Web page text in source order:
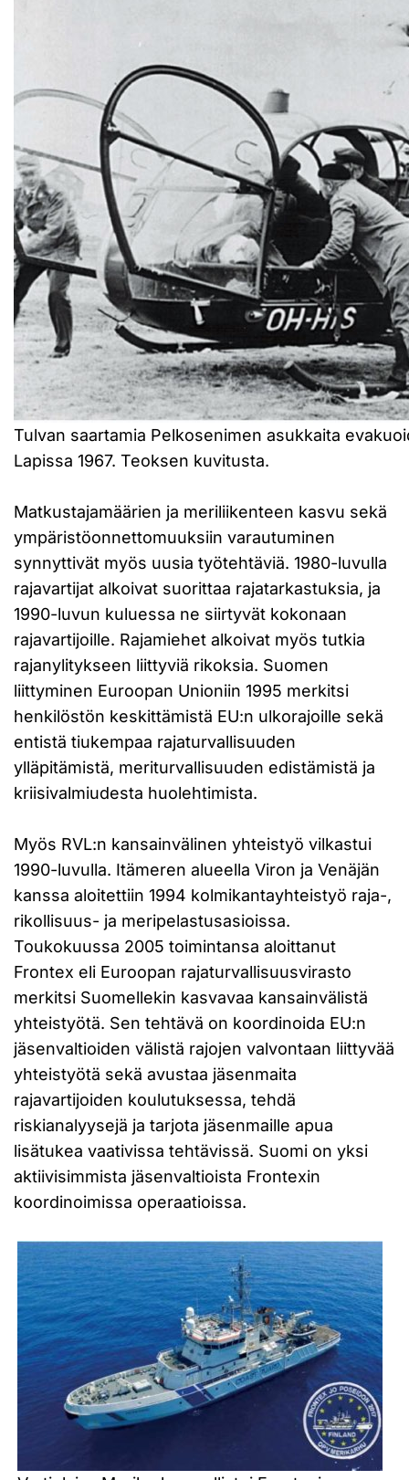
Tulvan saartamia Pelkosenimen asukkaita
Lapissa 1967. Teoksen kuvitusta.
Matkustajamäärien ja meriliikenteen kasvu sekä
ympäristöonnettomuuksiin varautuminen
synnyttivät myös uusia työtehtäviä. 1980-luvulla
rajavartijat alkoivat suorittaa rajatarkastuksia, ja
1990-luvun kuluessa ne siirtyvät kokonaan
rajavartijoille. Rajamiehet alkoivat myös tutkia
rajanylitykseen liittyviä rikoksia. Suomen
liittyminen Euroopan Unioniin 1995 merkitsi
henkilöstön keskittämistä EU:n ulkorajoille sekä
entistä tiukempaa rajaturvallisuuden
ylläpitämistä, meriturvallisuuden edistämistä ja
kriisivalmiudesta huolehtimista.
Myös RVL:n kansainvälinen yhteistyö vilkastui
1990-luvulla. Itämeren alueella Viron ja Venäjän
kanssa aloitettiin 1994 kolmikantayhteistyö raja-,
rikollisuus- ja meripelastusasioissa.
Toukokuussa 2005 toimintansa aloittanut
Frontex eli Euroopan rajaturvallisuusvirasto
merkitsi Suomellekin kasvavaa kansainvälistä
yhteistyötä. Sen tehtävä on koordinoida EU:n
jäsenvaltioiden välistä rajojen valvontaan liittyvää
yhteistyötä sekä avustaa jäsenmaita
rajavartijoiden koulutuksessa, tehdä
riskianalyysejä ja tarjota jäsenmaille apua
lisätukea vaativissa tehtävissä. Suomi on yksi
aktiivisimmista jäsenvaltioista Frontexin
koordinoimissa operaatioissa.